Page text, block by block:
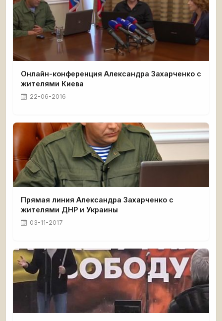
Онлайн-конференция Александра Захарченко с
жителями Киева
22-06-2016
Прямая линия Александра Захарченко с
жителями ДНР и Украины
03-11-2017